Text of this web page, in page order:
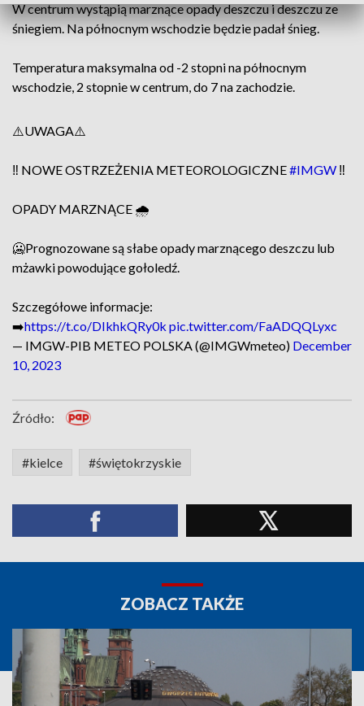
W centrum wystąpią marznące opady deszczu i deszczu ze
śniegiem. Na północnym wschodzie będzie padał śnieg.
Temperatura maksymalna od -2 stopni na północnym
wschodzie, 2 stopnie w centrum, do 7 na zachodzie.
⚠️UWAGA⚠️
‼️ NOWE OSTRZEŻENIA METEOROLOGICZNE#IMGW ‼️
OPADY MARZNĄCE 🌧️
🥶Prognozowane są słabe opady marznącego deszczu lub
mżawki powodujące gołoledź.
Szczegółowe informacje:
➡️https://t.co/DIkhkQRy0k pic.twitter.com/FaADQQLyxc
— IMGW-PIB METEO POLSKA (@IMGWmeteo) December
10, 2023
Źródło:
#kielce #świętokrzyskie
ZOBACZ TAKŻE